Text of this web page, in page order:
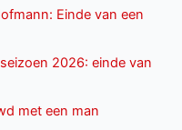
Einde van een
2026: einde van
met een man